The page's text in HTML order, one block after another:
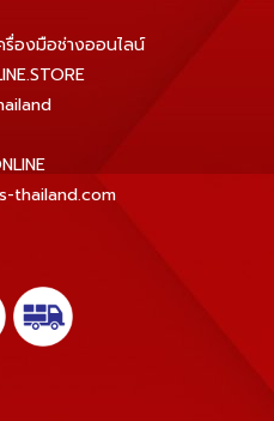
รื่องมือช่างออนไลน์
thailand.com